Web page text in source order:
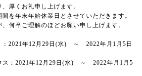
厚くお礼申し上げます。
を年末年始休業日とさせていただきます。
何卒ご理解のほどお願い申し上げます。
年12月29日(水) ～ 2022年月1月5日
年12月29日(水) ～ 2022年月1月5